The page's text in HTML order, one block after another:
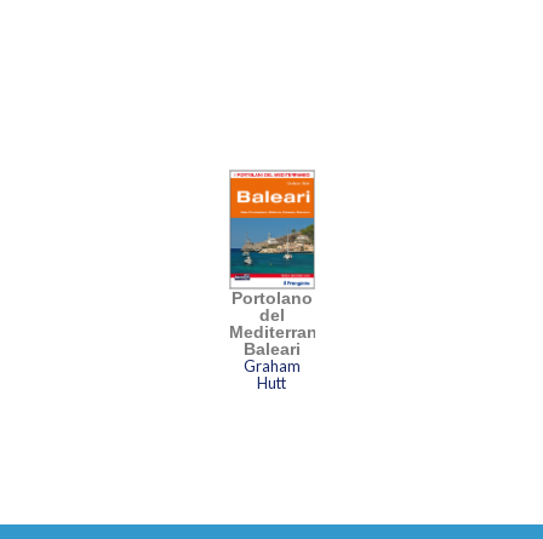
Portolano
del
Mediterraneo
Baleari
Graham
Hutt